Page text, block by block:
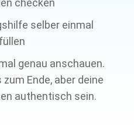
checken
selber einmal
genau anschauen.
Ende, aber deine
authentisch sein.